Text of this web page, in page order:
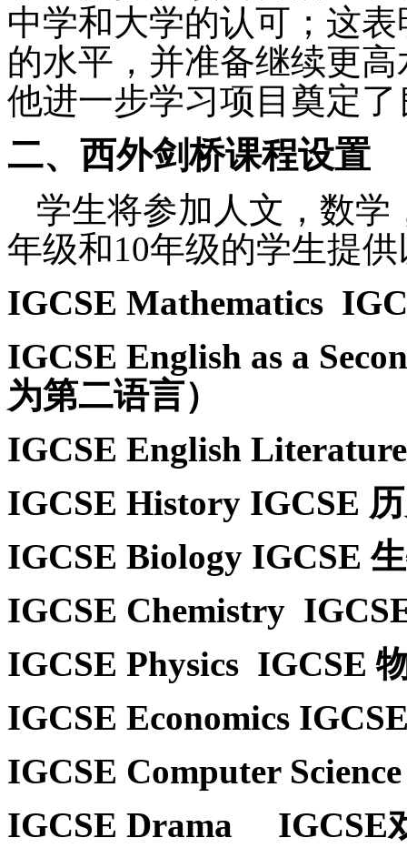
中学和大学的认可；这
的水平，并准备继续更
他进一步学习项目奠定
二、西外剑桥课程设置
学生将参加人文，数学
年级和10年级的学生提
IGCSE Mathematics
IGCSE English as a
为第二语言）
IGCSE English Literature
IGCSE History IGCSE
IGCSE Biology IGCSE
IGCSE Chemistry
IGCSE Physics IGCSE
IGCSE Economics
IGCSE Computer
IGCSE Drama
IGCSE